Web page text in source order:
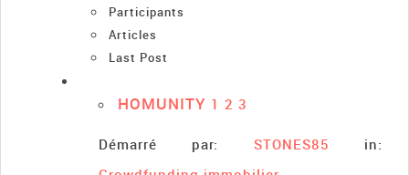
Participants
Articles
Last Post
HOMUNITY 1 2 3
Démarré par: STONES85
in: